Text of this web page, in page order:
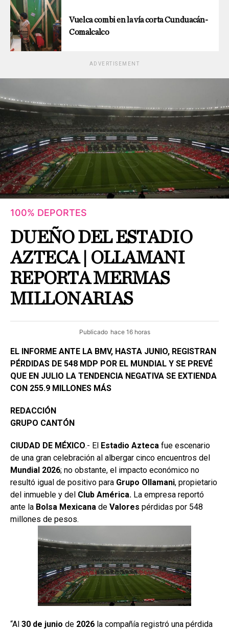
Vuelca combi en la vía corta Cunduacán-
Comalcalco
ADVERTISEMENT
100% DEPORTES
DUEÑO DEL ESTADIO
AZTECA | OLLAMANI
REPORTA MERMAS
MILLONARIAS
Publicado hace 16 horas
EL INFORME ANTE LA BMV, HASTA JUNIO, REGISTRAN
PÉRDIDAS DE 548 MDP POR EL MUNDIAL Y SE PREVÉ
QUE EN JULIO LA TENDENCIA NEGATIVA SE EXTIENDA
CON 255.9 MILLONES MÁS
REDACCIÓN
GRUPO CANTÓN
CIUDAD DE MÉXICO.- El Estadio Azteca fue escenario
de una gran celebración al albergar cinco encuentros del
Mundial 2026; no obstante, el impacto económico no
resultó igual de positivo para Grupo Ollamani, propietario
del inmueble y del Club América. La empresa reportó
ante la Bolsa Mexicana de Valores pérdidas por 548
millones de pesos.
“Al 30 de junio de 2026 la compañía registró una pérdida